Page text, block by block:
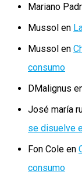
Mariano
Mussol en
Mussol en
consumo
DMalignus
José maría
se disuelve
Fon Cole en
consumo